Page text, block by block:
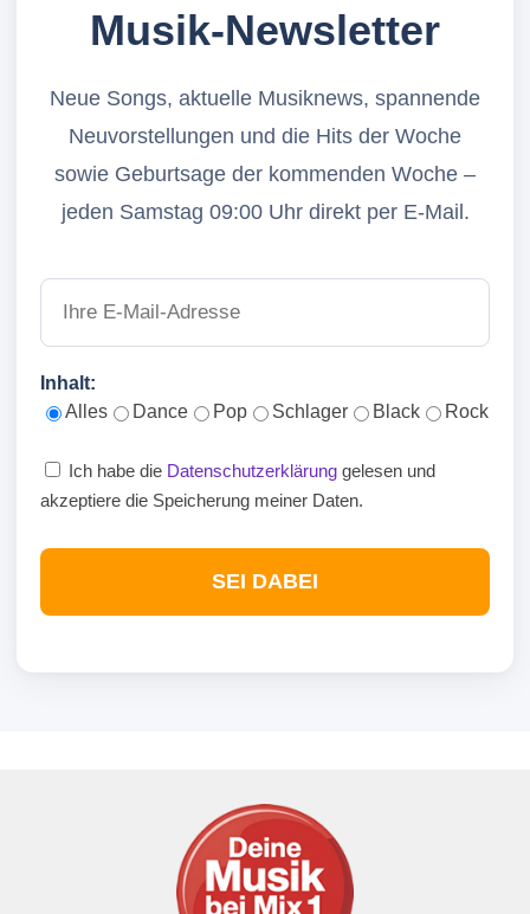
Musik-Newsletter
Neue Songs, aktuelle Musiknews, spannende
Neuvorstellungen und die Hits der Woche
sowie Geburtsage der kommenden Woche –
jeden Samstag 09:00 Uhr direkt per E-Mail.
Inhalt:
Alles
Dance Pop Schlager Black Rock
Ich habe die Datenschutzerklärung gelesen und
akzeptiere die Speicherung meiner Daten.
SEI DABEI